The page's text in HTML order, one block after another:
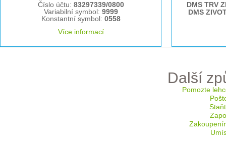
Číslo účtu: 83297339/0800
Variabilní symbol: 9999
Konstantní symbol: 0558
Více informací
DMS TRV
DMS
Další
Pomozte